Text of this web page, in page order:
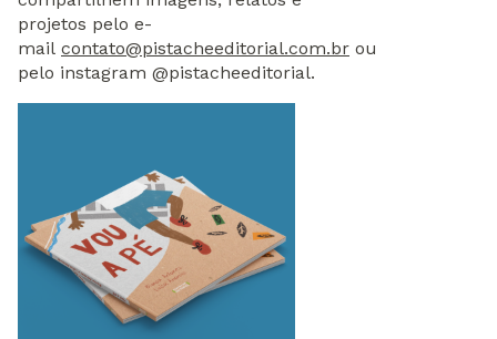
projetos pelo e-
mail contato@pistacheeditorial.com.br ou
pelo instagram @pistacheeditorial.